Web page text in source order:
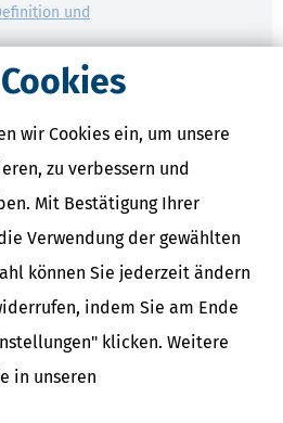
wir Cookies ein, um unsere
zu verbessern und
Mit Bestätigung Ihrer
Verwendung der gewählten
können Sie jederzeit ändern
indem Sie am Ende
klicken. Weitere
in unseren
und